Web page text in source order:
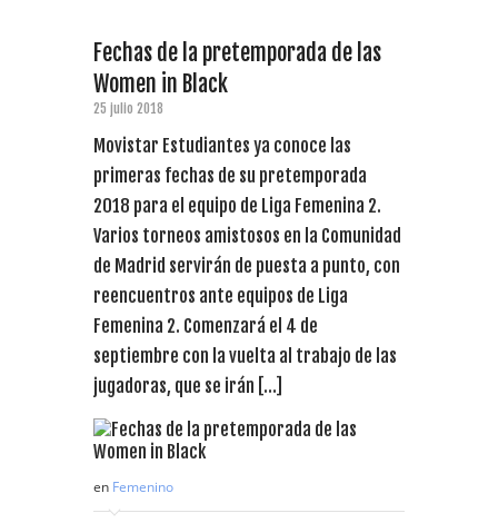
Fechas de la pretemporada de las
Women in Black
25 julio 2018
Movistar Estudiantes ya conoce las
primeras fechas de su pretemporada
2018 para el equipo de Liga Femenina 2.
Varios torneos amistosos en la Comunidad
de Madrid servirán de puesta a punto, con
reencuentros ante equipos de Liga
Femenina 2. Comenzará el 4 de
septiembre con la vuelta al trabajo de las
jugadoras, que se irán […]
en Femenino